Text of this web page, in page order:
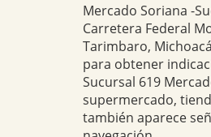
Mercado Soriana -
Carretera Federal
Tarimbaro,
para obtener
Sucursal 619
supermercado,
también aparece